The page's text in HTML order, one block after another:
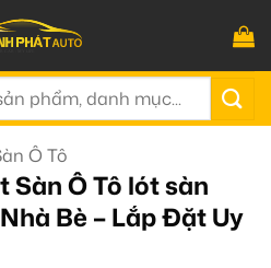
Ô Tô
Sàn Ô Tô lót sàn
Bè – Lắp Đặt Uy